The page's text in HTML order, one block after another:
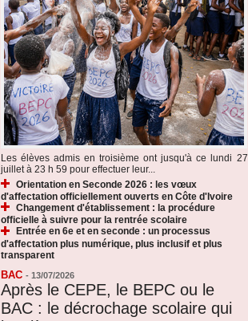
Les élèves admis en troisième ont jusqu'à ce lundi 27
juillet à 23 h 59 pour effectuer leur...
Orientation en Seconde 2026 : les vœux
d'affectation officiellement ouverts en Côte d'Ivoire
Changement d'établissement : la procédure
officielle à suivre pour la rentrée scolaire
Entrée en 6e et en seconde : un processus
d'affectation plus numérique, plus inclusif et plus
transparent
BAC - 13/07/2026
Après le CEPE, le BEPC ou le
BAC : le décrochage scolaire qui